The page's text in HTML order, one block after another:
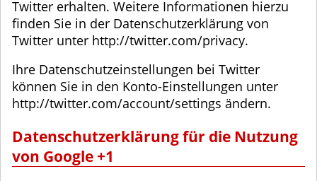
Twitter erhalten. Weitere Informationen hierzu
finden Sie in der Datenschutzerklärung von
Twitter unter http://twitter.com/privacy.
Ihre Datenschutzeinstellungen bei Twitter
können Sie in den Konto-Einstellungen unter
http://twitter.com/account/settings ändern.
Datenschutzerklärung für die Nutzung
von Google +1